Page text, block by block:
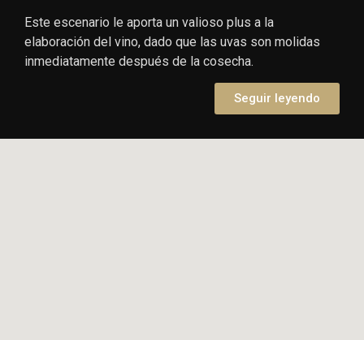
Este escenario le aporta un valioso plus a la
elaboración del vino, dado que las uvas son molidas
inmediatamente después de la cosecha.
Seguir leyendo